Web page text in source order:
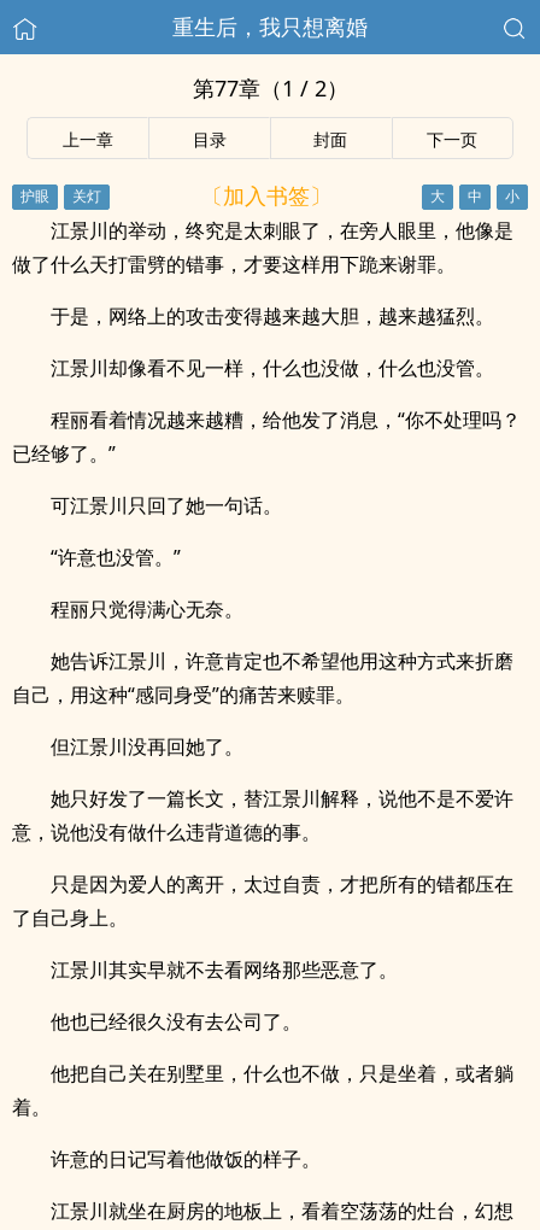
重生后，我只想离婚
第77章（1 / 2）
上一章 目录 封面 下一页
〔加入书签〕
江景川的举动，终究是太刺眼了，在旁人眼里，他像是
做了什么天打雷劈的错事，才要这样用下跪来谢罪。
于是，网络上的攻击变得越来越大胆，越来越猛烈。
江景川却像看不见一样，什么也没做，什么也没管。
程丽看着情况越来越糟，给他发了消息，“你不处理吗？
已经够了。”
可江景川只回了她一句话。
“许意也没管。”
程丽只觉得满心无奈。
她告诉江景川，许意肯定也不希望他用这种方式来折磨
自己，用这种“感同身受”的痛苦来赎罪。
但江景川没再回她了。
她只好发了一篇长文，替江景川解释，说他不是不爱许
意，说他没有做什么违背道德的事。
只是因为爱人的离开，太过自责，才把所有的错都压在
了自己身上。
江景川其实早就不去看网络那些恶意了。
他也已经很久没有去公司了。
他把自己关在别墅里，什么也不做，只是坐着，或者躺
着。
许意的日记写着他做饭的样子。
江景川就坐在厨房的地板上，看着空荡荡的灶台，幻想